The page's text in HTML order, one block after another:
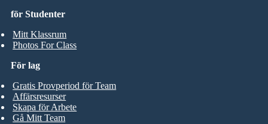
för Studenter
Mitt Klassrum
Photos For Class
För lag
Gratis Provperiod för Team
Affärsresurser
Skapa för Arbete
Gå Mitt Team